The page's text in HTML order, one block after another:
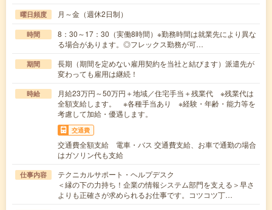
曜日頻度 月～金（週休2日制）
時間
8：30～17：30（実働8時間）※勤務時間は就業先により異な
る場合があります。◎フレックス勤務が可…
期間
長期（期間を定めない雇用契約を当社と結びます）派遣先が
変わっても雇用は継続！
時給
月給23万円～50万円＋地域／住宅手当＋残業代 ※残業代は
全額支給します。 ※各種手当あり ※経験・年齢・能力等を
考慮して加給・優遇します。
交通費
交通費全額支給 電車・バス 交通費支給、お車で通勤の場合
はガソリン代も支給
仕事内容
テクニカルサポート・ヘルプデスク
＜縁の下の力持ち！企業の情報システム部門を支える＞早さ
よりも正確さが求められるお仕事です。コツコツ丁…